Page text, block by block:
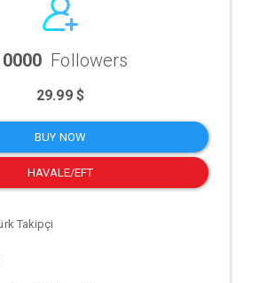
Followers
29.99 $
BUY NOW
HAVALE/EFT
Takipçi